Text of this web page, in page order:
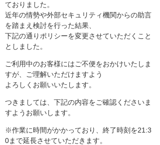
ておりました。
近年の情勢や外部セキュリティ機関からの助言
を踏まえ検討を行った結果、
下記の通りポリシーを変更させていただくこと
としました。
ご利用中のお客様にはご不便をおかけいたしま
すが、ご理解いただけますよう
よろしくお願いいたします。
つきましては、下記の内容をご確認くださいま
すようお願いします。
※作業に時間がかかっており、終了時刻を21:3
0まで延長させていただきます。